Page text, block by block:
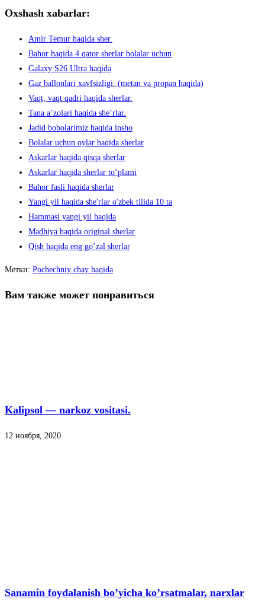
Oxshash xabarlar:
Amir Temur haqida sher.
Bahor haqida 4 qator sherlar bolalar uchun
Galaxy S26 Ultra haqida
Gaz ballonlari xavfsizligi: (metan va propan haqida)
Vaqt, vaqt qadri haqida sherlar.
Tana aʼzolari haqida sheʼrlar.
Jadid bobolarimiz haqida insho
Bolalar uchun oylar haqida sherlar
Askarlar haqida qisqa sherlar
Askarlar haqida sherlar to‘plami
Bahor fasli haqida sherlar
Yangi yil haqida she'rlar o'zbek tilida 10 ta
Hammasi yangi yil haqida
Madhiya haqida original sherlar
Qish haqida eng go’zal sherlar
Метки: Pochechniy chay haqida
Вам также может понравиться
Kalipsol — narkoz vositasi.
12 ноября, 2020
Sanamin foydalanish bo’yicha ko’rsatmalar, narxlar